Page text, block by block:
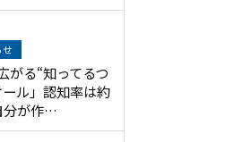
せ
がる“知ってるつ
ル」認知率は約
分が作…